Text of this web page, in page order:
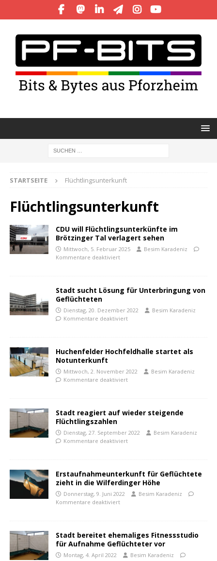
STARTSEITE Flüchtlingsunterkunft
Flüchtlingsunterkunft
CDU will Flüchtlingsunterkünfte im
Brötzinger Tal verlagert sehen
Mittwoch, 5. Februar 2025
Besim Karadeniz
Kommentare deaktiviert
Stadt sucht Lösung für Unterbringung von
Geflüchteten
Dienstag, 20. Dezember 2022
Besim Karadeniz
Kommentare deaktiviert
Huchenfelder Hochfeldhalle startet als
Notunterkunft
Mittwoch, 2. November 2022
Besim Karadeniz
Kommentare deaktiviert
Stadt reagiert auf wieder steigende
Flüchtlingszahlen
Dienstag, 27. September 2022
Besim Karadeniz
Kommentare deaktiviert
Erstaufnahmeunterkunft für Geflüchtete
zieht in die Wilferdinger Höhe
Donnerstag, 9. Juni 2022
Besim Karadeniz
Kommentare deaktiviert
Stadt bereitet ehemaliges Fitnessstudio
für Aufnahme Geflüchteter vor
Montag, 4. April 2022
Besim Karadeniz